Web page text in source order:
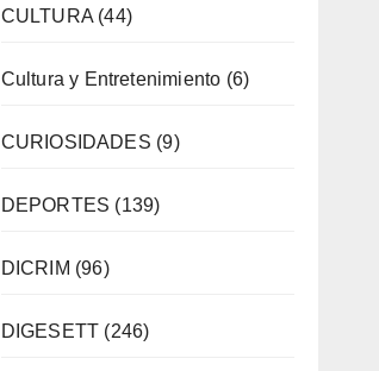
CULTURA(44)
Cultura y Entretenimiento (6)
CURIOSIDADES (9)
DEPORTES (139)
DICRIM (96)
DIGESETT (246)